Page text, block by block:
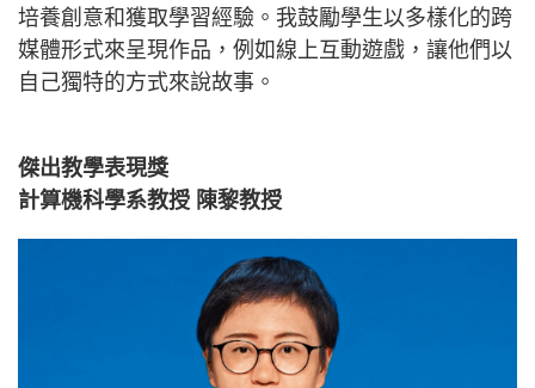
培養創意和獲取學習經驗。我鼓勵學生以多樣化的跨
媒體形式來呈現作品，例如線上互動遊戲，讓他們以
自己獨特的方式來說故事。
傑出教學表現獎
計算機科學系教授 陳黎教授